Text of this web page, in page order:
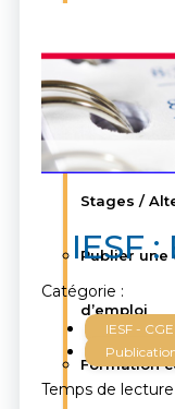
Votre panier
Carrières
Offres
Stages /
Publier une
d’emploi
Formation
IESF
Catégorie :
IESF - CGE
Temps de lecture